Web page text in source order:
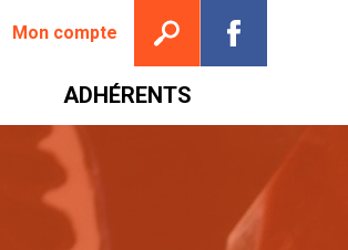
Mon compte
ADHÉRENTS
Ouvrir la recherche